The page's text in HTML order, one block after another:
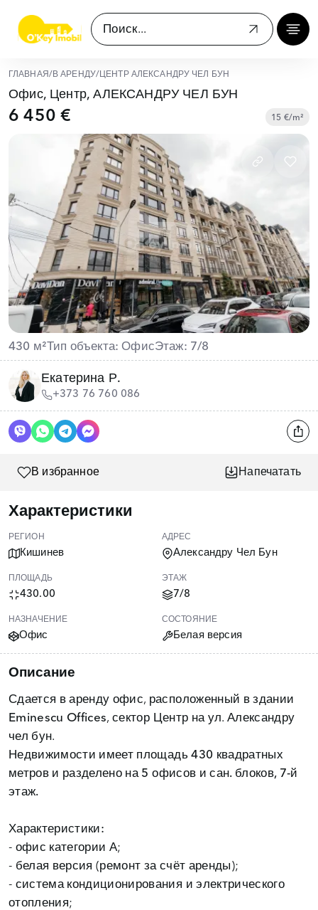
ГЛАВНАЯ/ В АРЕНДУ/ ЦЕНТР АЛЕКСАНДРУ ЧЕЛ БУН
Офис, Центр, АЛЕКСАНДРУ ЧЕЛ БУН
6 450 € 15 €/m²
430 м²Тип объекта: ОфисЭтаж: 7/8
Екатерина Р.
+373 76 760 086
В избранное Напечатать
Характеристики
РЕГИОН
Кишинев
АДРЕС
Александру Чел Бун
ПЛОЩАДЬ
430.00
ЭТАЖ
7/8
НАЗНАЧЕНИЕ
Офис
СОСТОЯНИЕ
Белая версия
Описание
Сдается в аренду офис, расположенный в здании
Eminescu Offices, сектор Центр на ул. Александру
чел бун.
Недвижимости имеет площадь 430 квадратных
метров и разделено на5 офисов и сан. блоков, 7-й
Характеристики:
- офис категории А;
- белая версия (ремонт за счёт аренды);
- система кондиционирования и электрического
отопления;